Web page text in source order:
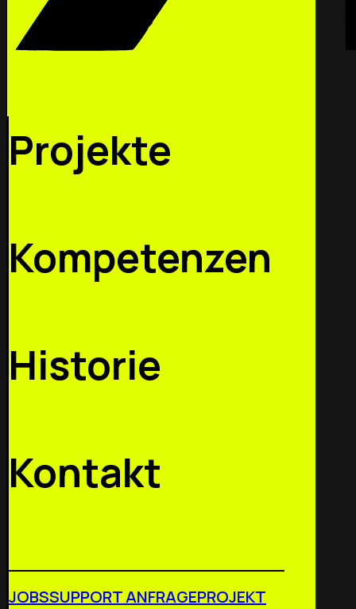
Projekte
Kompetenzen
Historie
Kontakt
JOBSSUPPORT ANFRAGEPROJEKT